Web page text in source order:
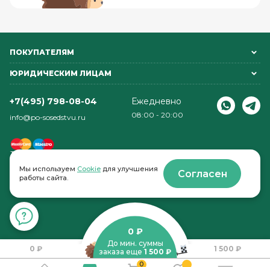
ПОКУПАТЕЛЯМ
ЮРИДИЧЕСКИМ ЛИЦАМ
+7(495) 798-08-04
info@po-sosedstvu.ru
Ежедневно
08:00 - 20:00
© 2022-2026 . По соседству
0 ₽
0 ₽
До мин. суммы
заказа еще 1 500 ₽ 1 500 ₽
0
Мы используем Cookie для улучшения
работы сайта.
Согласен